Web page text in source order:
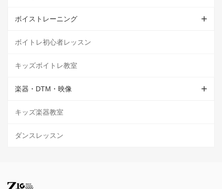
ボイストレーニング
ボイトレ初心者レッスン
キッズボイトレ教室
楽器・DTM・映像
キッズ楽器教室
ダンスレッスン